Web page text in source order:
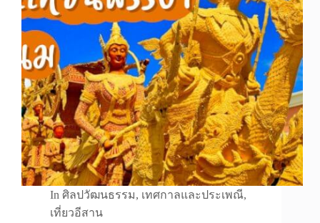
In ศิลปวัฒนธรรม, เทศกาลและประเพณี,
เที่ยวอีสาน